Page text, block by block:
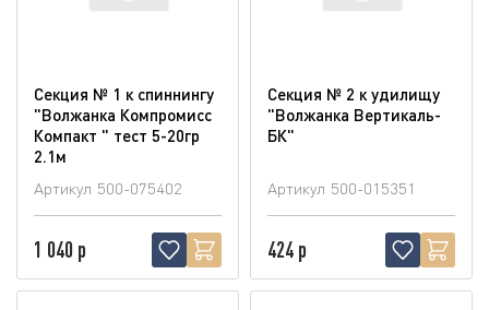
Секция № 1 к спиннингу
"Волжанка Компромисс
Компакт " тест 5-20гр
2.1м
Артикул 500-075402
1 040 р
Секция № 2 к удилищу
"Волжанка Вертикаль-
БК"
Артикул 500-015351
424 р